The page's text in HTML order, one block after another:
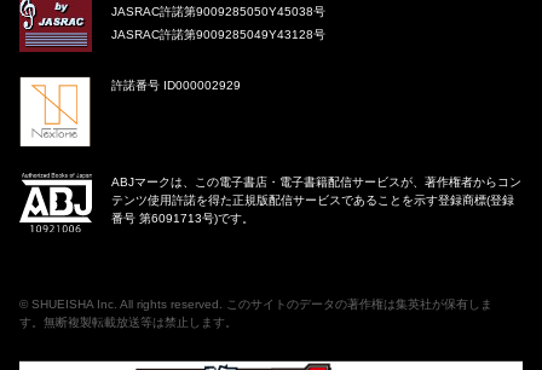
JASRAC許諾第9009285050Y45038号
JASRAC許諾第9009285049Y43128号
許諾番号 ID000002929
ABJマークは、この電子書店・電子書籍配信サービスが、著作権者からコン
テンツ使用許諾を得た正規版配信サービスであることを示す登録商標(登録
番号 第6091713号)です。
© SHUEISHA Inc. All rights reserved. このサイトのデータの著作権は集英社が保有しま
す。無断複製転載放送等は禁止します。